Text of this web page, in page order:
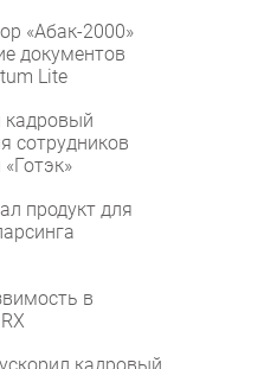
«Абак-2000»
документов
Lite
кадровый
сотрудников
продукт для
в
кадровый